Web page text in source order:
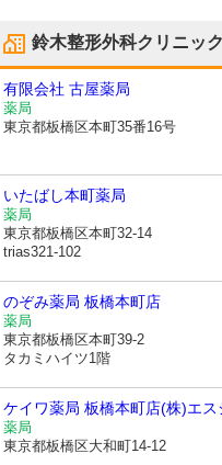
鈴木整形外科クリニック
有限会社 古屋薬局
薬局
東京都板橋区本町35番16号
いたばし本町薬局
薬局
東京都板橋区本町32-14
trias321-102
のぞみ薬局 板橋本町店
薬局
東京都板橋区本町39-2
タカミハイツ1階
ケイワ薬局 板橋本町店(株)エス
薬局
東京都板橋区大和町14-12